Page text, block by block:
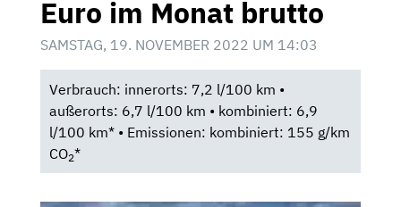
Euro im Monat brutto
SAMSTAG, 19. NOVEMBER 2022 UM 14:03
Verbrauch: innerorts: 7,2 l/100 km •
außerorts: 6,7 l/100 km • kombiniert: 6,9
l/100 km* • Emissionen: kombiniert: 155 g/km
CO2*